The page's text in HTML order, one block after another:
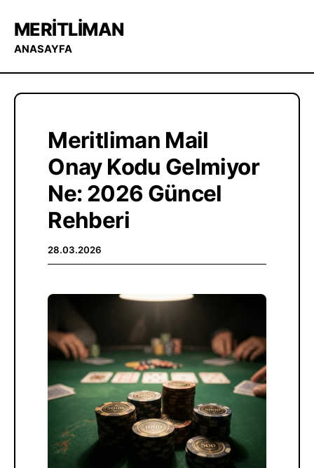
MERITLIMAN
ANASAYFA
Meritliman Mail
Onay Kodu Gelmiyor
Ne: 2026 Güncel
Rehberi
28.03.2026